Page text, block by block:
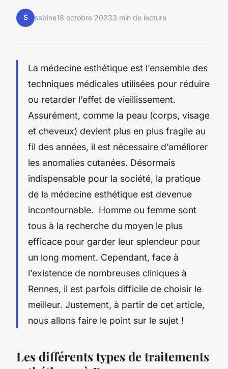
S sabine18 octobre 20233 min de lecture
La médecine esthétique est l’ensemble des
techniques médicales utilisées pour réduire
ou retarder l’effet de vieillissement.
Assurément, comme la peau (corps, visage
et cheveux) devient plus en plus fragile au
fil des années, il est nécessaire d’améliorer
les anomalies cutanées. Désormais
indispensable pour la société, la pratique
de la médecine esthétique est devenue
incontournable. Homme ou femme sont
tous à la recherche du moyen le plus
efficace pour garder leur splendeur pour
un long moment. Cependant, face à
l’existence de nombreuses cliniques à
Rennes, il est parfois difficile de choisir le
meilleur. Justement, à partir de cet article,
nous allons faire le point sur le sujet !
Les différents types de traitements